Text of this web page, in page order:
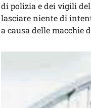
di polizia e dei vigili
lasciare niente di
a causa delle macchie